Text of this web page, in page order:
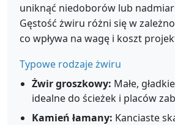
uniknąć niedoborów lub
Gęstość żwiru różni się w
co wpływa na wagę i koszt
Typowe rodzaje żwiru
Żwir groszkowy: Małe,
idealne do ścieżek i placów
Kamień łamany: Kanciaste